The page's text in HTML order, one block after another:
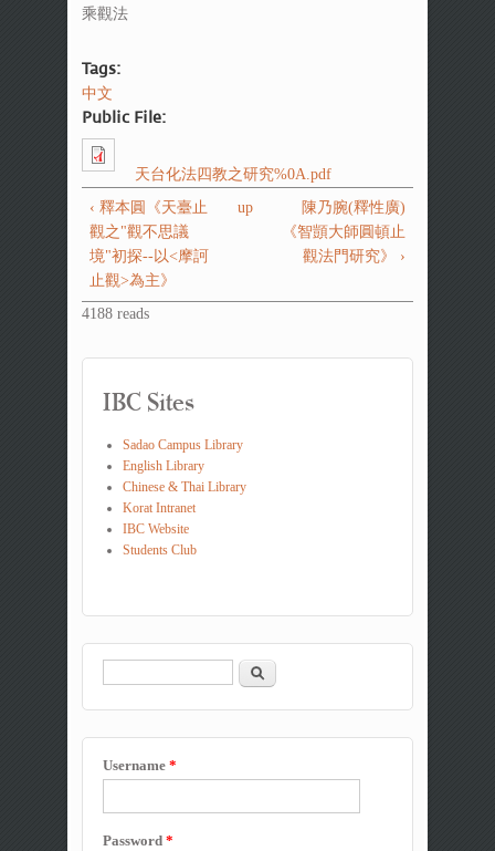
乘觀法
Tags:
中文
Public File:
天台化法四教之研究%0A.pdf
‹ 釋本圓《天臺止
觀之"觀不思議
境"初探--以<摩訶
止觀>為主》
up
陳乃腕(釋性廣)
《智顗大師圓頓止
觀法門研究》 ›
4188 reads
IBC Sites
Sadao Campus Library
English Library
Chinese & Thai Library
Korat Intranet
IBC Website
Students Club
Search form
Search
Username *
Password *